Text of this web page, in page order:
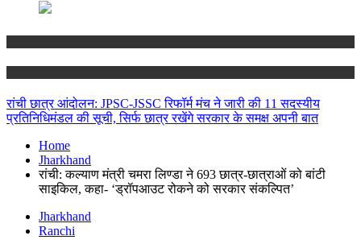
रांची छात्र आंदोलन: JPSC-JSSC रिफॉर्म मंच ने जारी की 11 सदस्यीय
प्रतिनिधिमंडल की सूची, सिर्फ छात्र रखेंगे सरकार के समक्ष अपनी बात
Home
Jharkhand
रांची: कल्याण मंत्री चमरा लिण्डा ने 693 छात्र-छात्राओं को बांटी
साइकिल, कहा- ‘ड्रॉपआउट रोकने को सरकार संकल्पित’
Jharkhand
Ranchi